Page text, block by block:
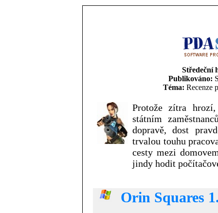
Středeční
Publikováno:
Téma: Recenze
Protože zítra
státním
dopravě, dost
trvalou touhu
cesty mezi
jindy hodit
Orin Squares